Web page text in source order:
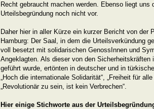
Recht gebraucht machen werden. Ebenso liegt uns
Urteilsbegründung noch nicht vor.
Daher hier in aller Kürze ein kurzer Bericht von der
Hamburg: Der Saal, in dem die Urteilsverkündung
voll besetzt mit solidarischen GenossInnen und
Angeklagten. Als dieser von den Sicherheitskräften
geführt wurde, ertönten in deutscher und in
„Hoch die internationale Solidarität“, „Freiheit für
„Revolutionär zu sein, ist kein Verbrechen“.
Hier einige Stichworte aus der